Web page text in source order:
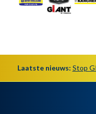
Laatste nieuws: Stop